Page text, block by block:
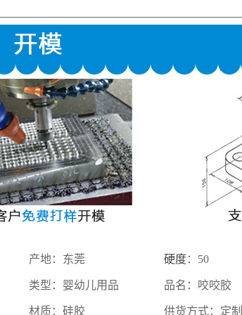
产地：东莞 硬度：50
类型：婴幼儿用品 品名：咬咬胶
材质：硅胶 供货方式：定